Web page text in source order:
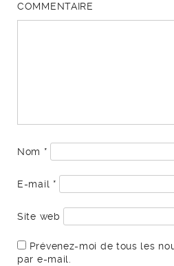
COMMENTAIRE
Nom *
E-mail *
Site web
Prévenez-moi de tous les
par e-mail.